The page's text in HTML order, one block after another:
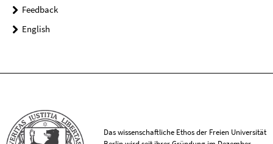
Feedback
English
Das wissenschaftliche Ethos der Freien Universität